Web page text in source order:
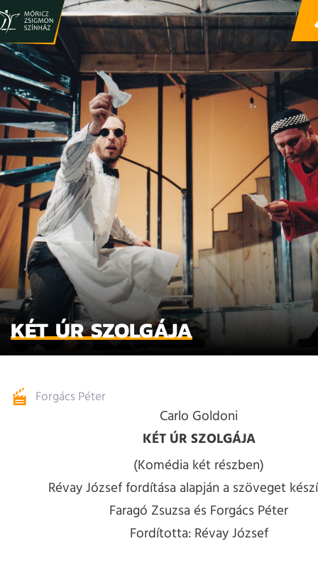
KÉT ÚR SZOLGÁJA
Forgács Péter
Carlo Goldoni
KÉT ÚR SZOLGÁJA
(Komédia két részben)
Révay József fordítása alapján a szöveget
Faragó Zsuzsa és Forgács Péter
Fordította: Révay József